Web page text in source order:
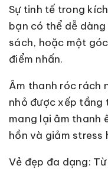
Sự tinh tế trong
bạn có thể dễ
sách, hoặc một
điểm nhấn.
Âm thanh róc rách
nhỏ được xếp tầng
mang lại âm thanh
hồn và giảm stress
Vẻ đẹp đa dạng: